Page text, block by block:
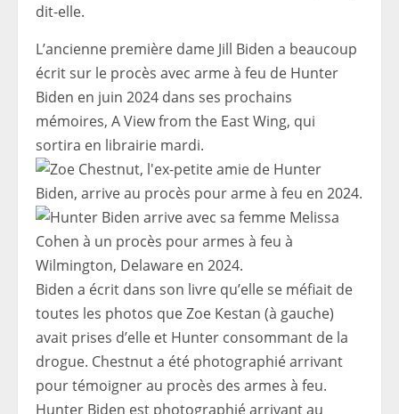
dit-elle.
L’ancienne première dame Jill Biden a beaucoup
écrit sur le procès avec arme à feu de Hunter
Biden en juin 2024 dans ses prochains
mémoires, A View from the East Wing, qui
sortira en librairie mardi.
Biden a écrit dans son livre qu’elle se méfiait de
toutes les photos que Zoe Kestan (à gauche)
avait prises d’elle et Hunter consommant de la
drogue. Chestnut a été photographié arrivant
pour témoigner au procès des armes à feu.
Hunter Biden est photographié arrivant au